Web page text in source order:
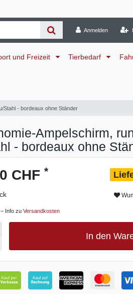
Anmelden
und Freizeit Tierbedarf
Stahl - bordeaux ohne Ständer
Ampelschirm,
- bordeaux ohne
CHF *
Info zu Versandkosten
In den